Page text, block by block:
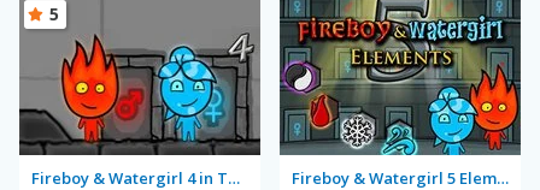
Fireboy & Watergirl 4 in The Crystal Temple
5
Fireboy & Watergirl 5 Elements